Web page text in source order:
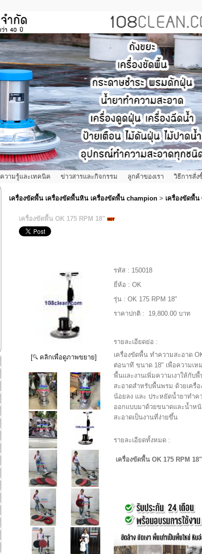
ความรู้และเทคนิค ข่าวสารและกิจกรรม ลูกค้าของเรา วิธีการสั่ง
เครื่องขัดพื้น เครื่องขัดพื้นหิน เครื่องขัดพื้น champion > เครื่องขัดพื้น
เครื่องขัดพื้น OK 175 RPM 18"
[ คลิกเพื่อดูภาพขยาย]
รหัส : 150018
ยี่ห้อ : OK
รุ่น : OK 175 RPM 18"
ราคาปกติ :
19,800.00 บาท
รายละเอียดย่อ :
เครื่องขัดพื้น ทำความสะอาด
ต่อนาที ขนาด 18" เพื่อความเ
พื้นและงานเพิ่มความเงาให้กับ
สะอาดสำหรับพื้นพรม ด้วยเครื่
น้อยลง และ ประหยัดน้ำยาทำค
ออกแบบมาด้วยขนาดและน้ำห
สะอาดเป็นงานที่ง่ายขึ้น
รายละเอียดทั้งหมด :
เครื่องขัดพื้น OK 175 RPM 18"